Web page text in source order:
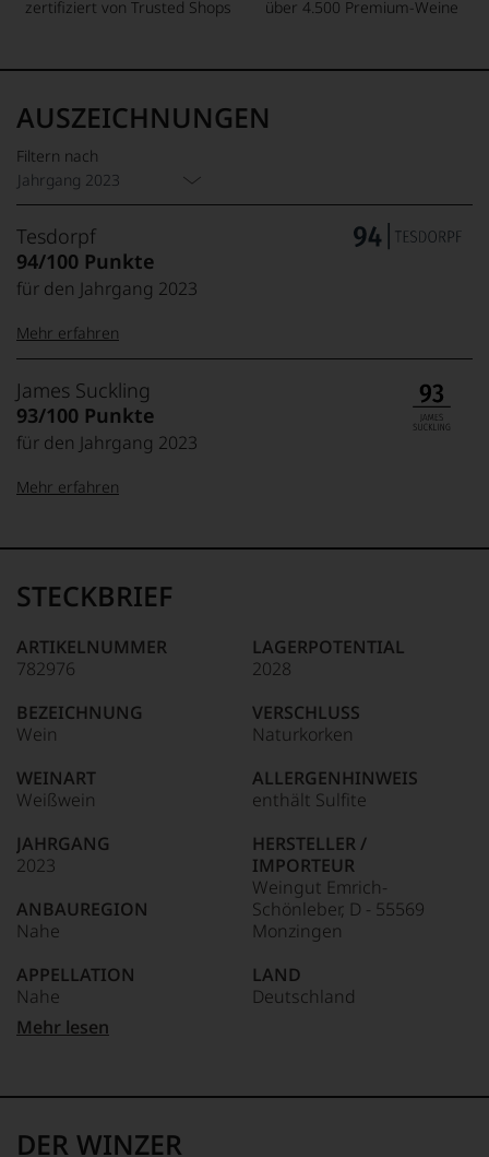
zertifiziert von Trusted Shops
über 4.500 Premium-Weine
AUSZEICHNUNGEN
Filtern nach
Jahrgang 2023
Tesdorpf
94/100 Punkte
für den Jahrgang 2023
99–100 Punkte:
95–98 Punkte:
85–89 Punkte:
Unter 85 Punkte:
Tesdorpf
Der
Name
Tesdorpf
für
für
edlen
der
Welt,
wie
ein
anderer.
dokumentieren
wir
und
gerade
Bewertungen
und
renommierter
Weinjournalisten
oder
Fachpublikationen
Aussendungen
in
Mehr erfahren
James Suckling
93/100 Punkte
für den Jahrgang 2023
90 Punkte und
Unter 88
Punkte:
Suckling
Der
Amerikaner
Suckling,
Jahrgang
zählt
heute
zu
den
bedeutendsten
und
Weinkritikern
der
Dabei
geriet
mehr
über
Umwege
in
denn
studierte
Mehr erfahren
STECKBRIEF
ARTIKELNUMMER
782976
BEZEICHNUNG
Wein
WEINART
Weißwein
JAHRGANG
2023
ANBAUREGION
Nahe
APPELLATION
Nahe
REBSORTEN
TRINKTEMPERATUR
LAGERPOTENTIAL
2028
VERSCHLUSS
Naturkorken
ALLERGENHINWEIS
enthält Sulfite
HERSTELLER /
IMPORTEUR
Weingut Emrich-
Schönleber, D - 55569
Monzingen
LAND
Deutschland
GESCHMACK
Mehr lesen
DER WINZER